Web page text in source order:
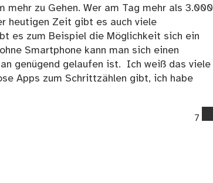
mehr zu Gehen. Wer am Tag mehr als 3.000
heutigen Zeit gibt es auch viele
es zum Beispiel die Möglichkeit sich ein
Smartphone kann man sich einen
genügend gelaufen ist. Ich weiß das viele
Apps zum Schrittzählen gibt, ich habe
7